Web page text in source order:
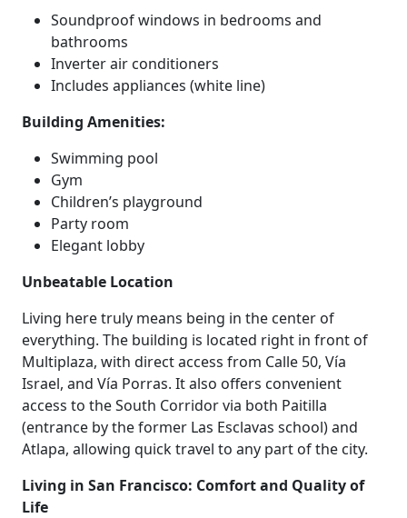
Soundproof windows in bedrooms and
bathrooms
Inverter air conditioners
Includes appliances (white line)
Building Amenities:
Swimming pool
Gym
Children’s playground
Party room
Elegant lobby
Unbeatable Location
Living here truly means being in the center of
everything. The building is located right in front of
Multiplaza, with direct access from Calle 50, Vía
Israel, and Vía Porras. It also offers convenient
access to the South Corridor via both Paitilla
(entrance by the former Las Esclavas school) and
Atlapa, allowing quick travel to any part of the city.
Living in San Francisco: Comfort and Quality of
Life